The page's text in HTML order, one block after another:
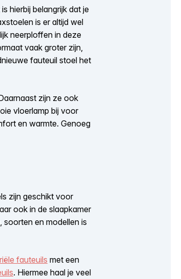
hierbij belangrijk dat je
is er altijd wel
neerploffen in deze
vaak groter zijn,
fauteuil stoel het
zijn ze ook
vloerlamp bij voor
en warmte. Genoeg
zijn geschikt voor
ook in de slaapkamer
soorten en modellen is
fauteuils met een
. Hiermee haal je veel